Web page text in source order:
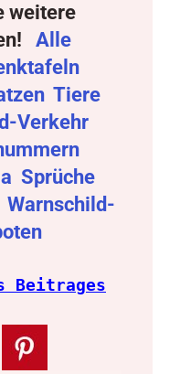
weitere
Alle
Tiere
Verkehr
Sprüche
Warnschild-
Beitrages